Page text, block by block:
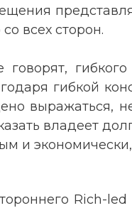
всех сторон.
гибкой
выражаться,
владеет
и
Rich-